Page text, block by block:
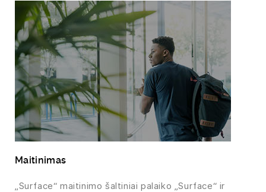
Maitinimas
„Surface“ maitinimo šaltiniai palaiko „Surface“ ir